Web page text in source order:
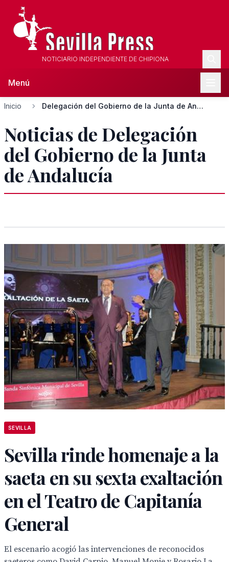
NOTICIARIO INDEPENDIENTE DE CHIPIONA
Menú
Inicio Delegación del Gobierno de la Junta de Andalucía
Noticias de Delegación
del Gobierno de la Junta
de Andalucía
SEVILLA
Sevilla rinde homenaje a la
saeta en su sexta exaltación
en el Teatro de Capitanía
General
El escenario acogió las intervenciones de reconocidos